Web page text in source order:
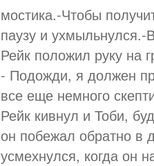
мостика.-Чтобы
паузу и
Рейк положил руку на
- Подожди, я должен
все еще немного
Рейк кивнул и Тоби,
он побежал обратно в
усмехнулся, когда он